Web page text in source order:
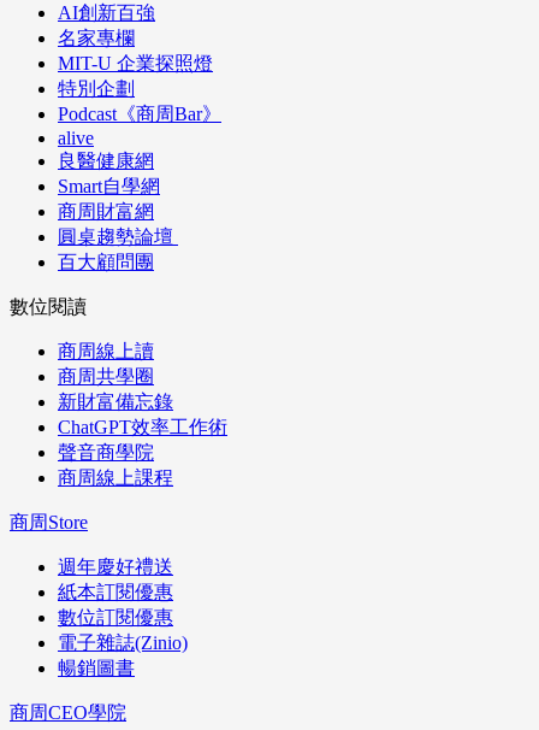
AI創新百強
名家專欄
MIT-U 企業探照燈
特別企劃
Podcast《商周Bar》
alive
良醫健康網
Smart自學網
商周財富網
圓桌趨勢論壇
百大顧問團
數位閱讀
商周線上讀
商周共學圈
新財富備忘錄
ChatGPT效率工作術
聲音商學院
商周線上課程
商周Store
週年慶好禮送
紙本訂閱優惠
數位訂閱優惠
電子雜誌(Zinio)
暢銷圖書
商周CEO學院